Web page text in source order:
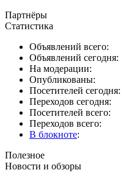
Партнёры
Статистика
Объявлений всего:
Объявлений сегодня:
На модерации:
Опубликованы:
Посетителей сегодня:
Переходов сегодня:
Посетителей всего:
Переходов всего:
В блокноте:
Полезное
Новости и обзоры